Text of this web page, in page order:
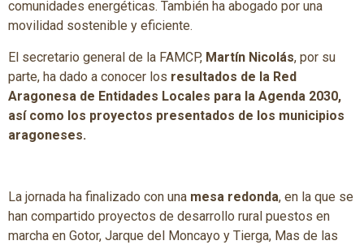
comunidades energéticas. También ha abogado por una
movilidad sostenible y eficiente.
El secretario general de la FAMCP, Martín Nicolás, por su
parte, ha dado a conocer los resultados de la Red
Aragonesa de Entidades Locales para la Agenda 2030,
así como los proyectos presentados de los municipios
aragoneses.
La jornada ha finalizado con una mesa redonda, en la que se
han compartido proyectos de desarrollo rural puestos en
marcha en Gotor, Jarque del Moncayo y Tierga, Mas de las